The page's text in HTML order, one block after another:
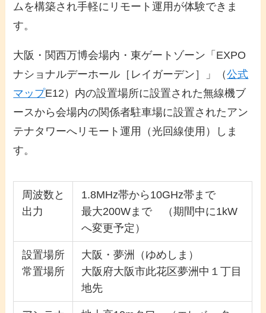
ムを構築され手軽にリモート運用が体験できま
す。
大阪・関西万博会場内・東ゲートゾーン「EXPO
ナショナルデーホール［レイガーデン］」（公式
マップE12）内の設置場所に設置された無線機ブ
ースから会場内の関係者駐車場に設置されたアン
テナタワーへリモート運用（光回線使用）しま
す。
周波数と
出力
1.8MHz帯から10GHz帯まで
最大200Wまで （期間中に1kW
へ変更予定）
設置場所
常置場所
大阪・夢洲（ゆめしま）
大阪府大阪市此花区夢洲中１丁目
地先